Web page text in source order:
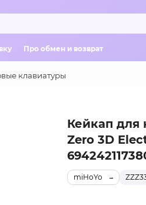
Про обмен и возврат
клавиатуры
Кейкап для
Zero 3D
miHoYo